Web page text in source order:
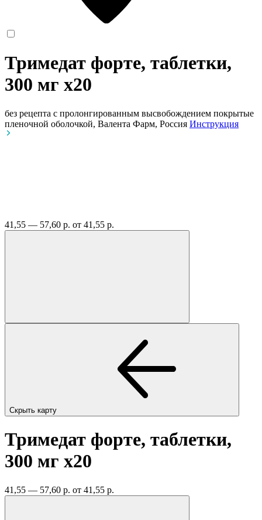
Тримедат форте, таблетки,
300 мг x20
без рецепта с пролонгированным высвобождением покрытые
пленочной оболочкой, Валента Фарм, Россия Инструкция
41,55 — 57,60 р. от 41,55 р.
Скрыть карту
Тримедат форте, таблетки,
300 мг x20
41,55 — 57,60 р. от 41,55 р.